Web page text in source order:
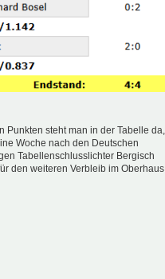
steht man in der Tabelle da,
Woche nach den Deutschen
Tabellenschlusslichter Bergisch
den weiteren Verbleib im Oberhaus.